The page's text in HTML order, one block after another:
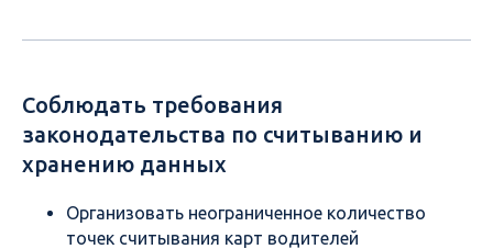
Соблюдать требования
законодательства по считыванию и
хранению данных
Организовать неограниченное количество
точек считывания карт водителей